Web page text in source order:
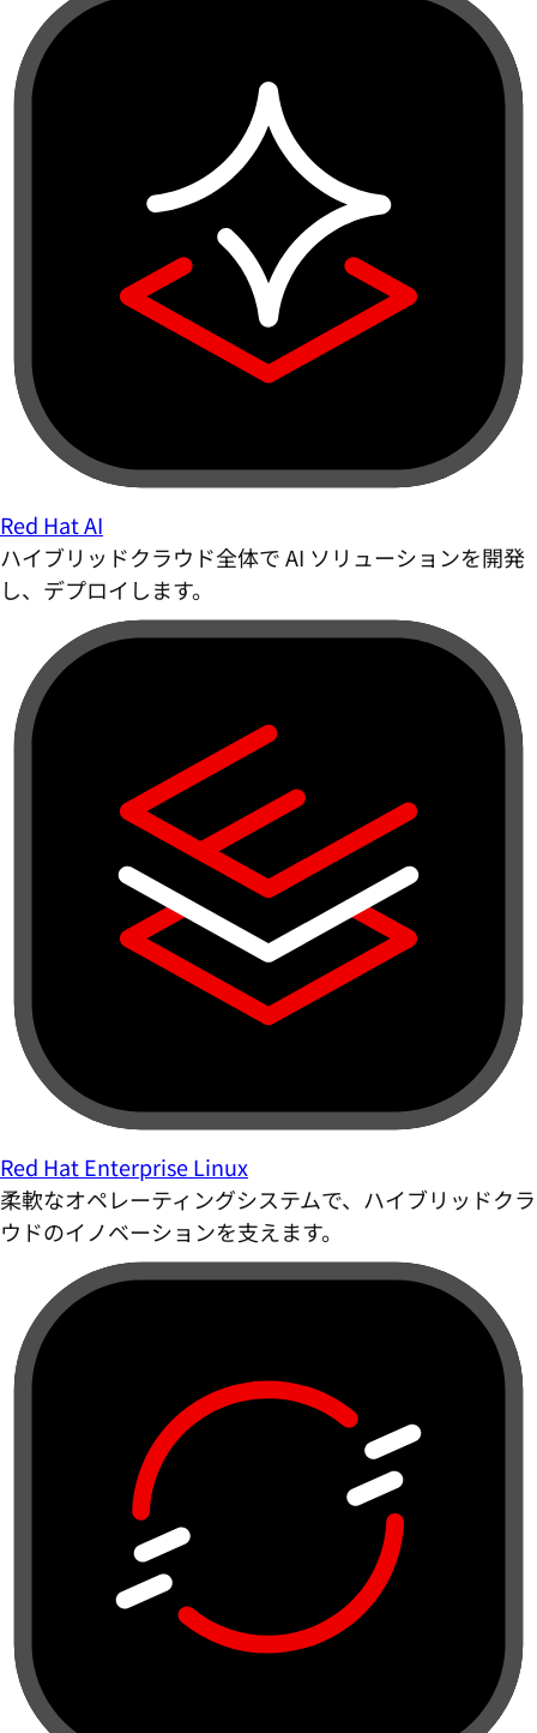
Red Hat AI
ハイブリッドクラウド全体で AI ソリューションを開発
し、デプロイします。
Red Hat Enterprise Linux
柔軟なオペレーティングシステムで、ハイブリッドクラ
ウドのイノベーションを支えます。